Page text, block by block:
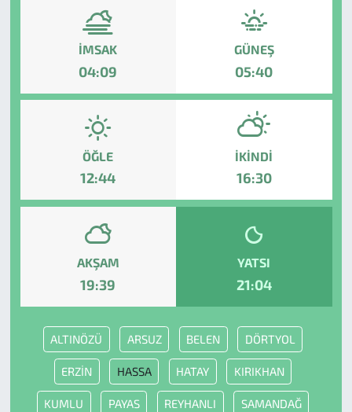
İMSAK
04:09
GÜNEŞ
05:40
ÖĞLE
12:44
İKINDI
16:30
AKŞAM
19:39
YATSI
21:04
ALTINÖZÜ ARSUZ BELEN DÖRTYOL
ERZİN HASSA HATAY KIRIKHAN
KUMLU PAYAS REYHANLI SAMANDAĞ